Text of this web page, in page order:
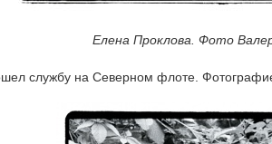
Елена Проклова. Фото
службу на Северном флоте.